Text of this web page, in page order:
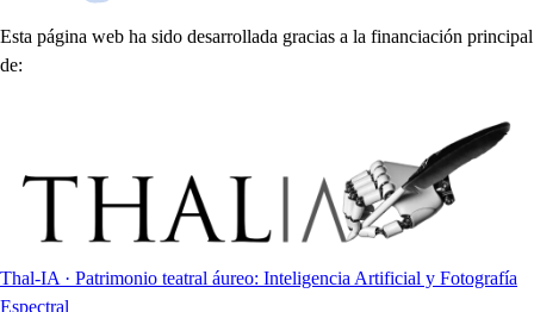
Esta página web ha sido desarrollada gracias a la financiación principal
de:
Thal-IA · Patrimonio teatral áureo: Inteligencia Artificial y Fotografía
Espectral